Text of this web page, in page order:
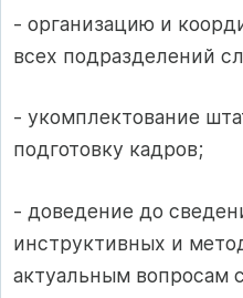
- организацию и
всех подразделений
- укомплектование
подготовку кадров;
- доведение до
инструктивных и
актуальным вопросам